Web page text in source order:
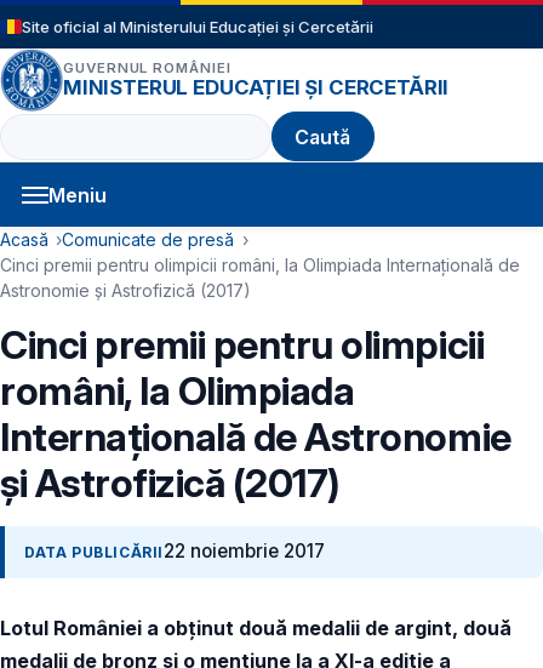
Sari la conținutul principal
Site oficial al Ministerului Educației și Cercetării
GUVERNUL ROMÂNIEI
MINISTERUL EDUCAȚIEI ȘI CERCETĂRII
Caută
Meniu
Navigație principală
Cale de navigare
Acasă
Comunicate de presă
Cinci premii pentru olimpicii români, la Olimpiada Internaţională de
Astronomie şi Astrofizică (2017)
Cinci premii pentru olimpicii
români, la Olimpiada
Internaţională de Astronomie
şi Astrofizică (2017)
DATA PUBLICĂRII 22 noiembrie 2017
Lotul României a obţinut două medalii de argint, două
medalii de bronz şi o menţiune la a XI-a ediţie a